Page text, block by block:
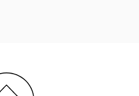
Tab